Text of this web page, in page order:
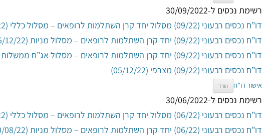
רשימת נכסים ל-30/09/2022
דו”ח נכסים רבעוני (09/22) מסלול יחד קרן השתלמות לרופאים – מסלול כללי (05/12/22)
דו”ח נכסים רבעוני (09/22) יחד קרן השתלמות לרופאים – מסלול מניות (05/12/22)
דו”ח נכסים רבעוני (09/22) יחד קרן השתלמות לרופאים – מסלול אג”ח ממשלות (05/12/22)
דו”ח נכסים רבעוני (09/22) מצרפי (05/12/22)
אישור רו”ח הורד
רשימת נכסים ל-30/06/2022
דו”ח נכסים רבעוני (06/22) מסלול יחד קרן השתלמות לרופאים – מסלול כללי (30/08/22)
דו”ח נכסים רבעוני (06/22) יחד קרן השתלמות לרופאים – מסלול מניות (30/08/22)